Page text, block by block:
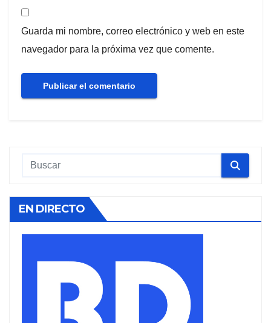
Guarda mi nombre, correo electrónico y web en este
navegador para la próxima vez que comente.
EN DIRECTO